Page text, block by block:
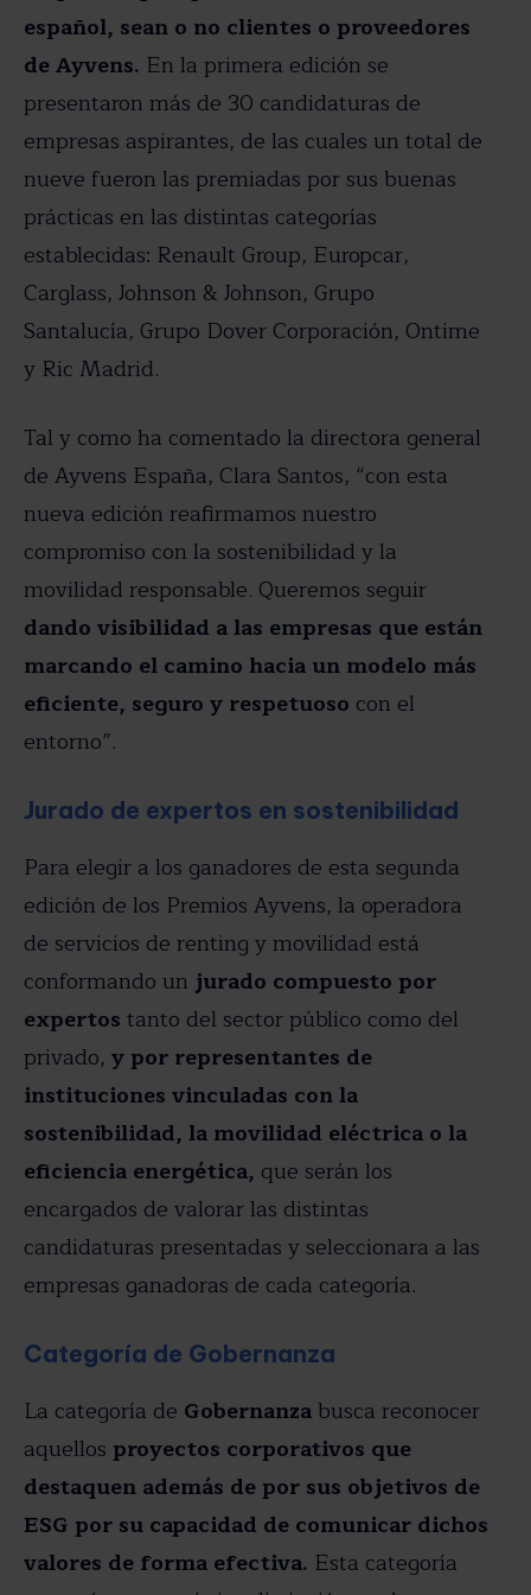
español, sean o no clientes o proveedores
de Ayvens. En la primera edición se
presentaron más de 30 candidaturas de
empresas aspirantes, de las cuales un total de
nueve fueron las premiadas por sus buenas
prácticas en las distintas categorías
establecidas: Renault Group, Europcar,
Carglass, Johnson & Johnson, Grupo
Santalucía, Grupo Dover Corporación, Ontime
y Ric Madrid.
Tal y como ha comentado la directora general
de Ayvens España, Clara Santos, “con esta
nueva edición reafirmamos nuestro
compromiso con la sostenibilidad y la
movilidad responsable. Queremos seguir
dando visibilidad a las empresas que están
marcando el camino hacia un modelo más
eficiente, seguro y respetuoso con el
entorno”.
Jurado de expertos en sostenibilidad
Para elegir a los ganadores de esta segunda
edición de los Premios Ayvens, la operadora
de servicios de renting y movilidad está
conformando un jurado compuesto por
expertos tanto del sector público como del
privado, y por representantes de
instituciones vinculadas con la
sostenibilidad, la movilidad eléctrica o la
eficiencia energética, que serán los
encargados de valorar las distintas
candidaturas presentadas y seleccionara a las
empresas ganadoras de cada categoría.
Categoría de Gobernanza
La categoría de Gobernanza busca reconocer
aquellos proyectos corporativos que
destaquen además de por sus objetivos de
ESG por su capacidad de comunicar dichos
valores de forma efectiva. Esta categoría